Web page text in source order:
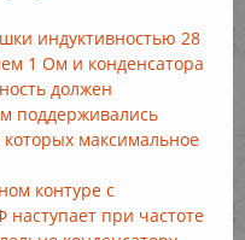
индуктивностью 28
1 Ом и конденсатора
должен
поддерживались
максимальное
контуре с
при частоте